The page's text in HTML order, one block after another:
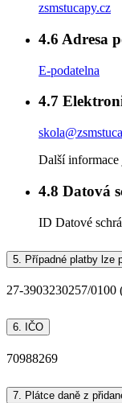
zsmstucapy.cz
4.6 Adresa
E-podatelna
4.7
Další informace
4.8 Datová
ID Datové
5. Případné platby lze
27-3903230257/0100
6. IČO
70988269
7. Plátce daně z